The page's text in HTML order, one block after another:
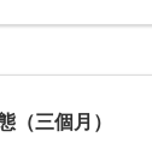
（三個月）